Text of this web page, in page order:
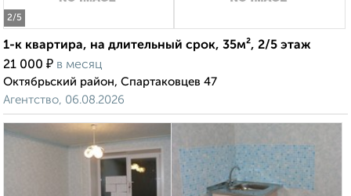
2/5
1-к квартира, на длительный срок, 35м², 2/5 этаж
21 000 ₽ в месяц
Октябрьский район, Спартаковцев 47
Агентство, 06.08.2026